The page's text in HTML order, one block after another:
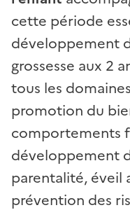
cette période
développement
grossesse aux 2
tous les
promotion du
comportements
développement
parentalité, éveil
prévention des